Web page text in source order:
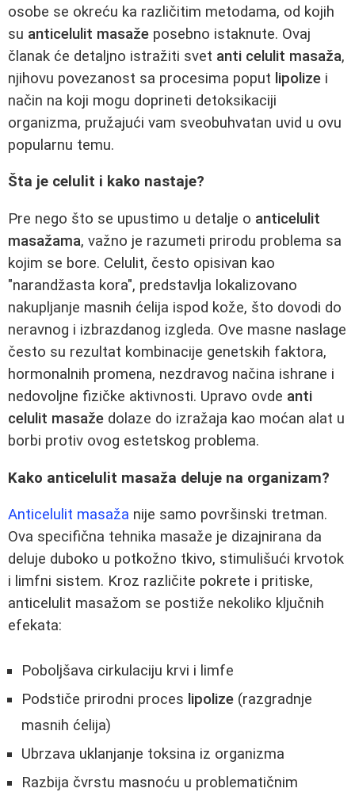
osobe se okreću ka različitim metodama, od kojih
su anticelulit masaže posebno istaknute. Ovaj
članak će detaljno istražiti svet anti celulit masaža,
njihovu povezanost sa procesima poput lipolize i
način na koji mogu doprineti detoksikaciji
organizma, pružajući vam sveobuhvatan uvid u ovu
popularnu temu.
Šta je celulit i kako nastaje?
Pre nego što se upustimo u detalje o anticelulit
masažama, važno je razumeti prirodu problema sa
kojim se bore. Celulit, često opisivan kao
"narandžasta kora", predstavlja lokalizovano
nakupljanje masnih ćelija ispod kože, što dovodi do
neravnog i izbrazdanog izgleda. Ove masne naslage
često su rezultat kombinacije genetskih faktora,
hormonalnih promena, nezdravog načina ishrane i
nedovoljne fizičke aktivnosti. Upravo ovde anti
celulit masaže dolaze do izražaja kao moćan alat u
borbi protiv ovog estetskog problema.
Kako anticelulit masaža deluje na organizam?
Anticelulit masaža nije samo površinski tretman.
Ova specifična tehnika masaže je dizajnirana da
deluje duboko u potkožno tkivo, stimulišući krvotok
i limfni sistem. Kroz različite pokrete i pritiske,
anticelulit masažom se postiže nekoliko ključnih
efekata:
Poboljšava cirkulaciju krvi i limfe
Podstiče prirodni proces lipolize (razgradnje
masnih ćelija)
Ubrzava uklanjanje toksina iz organizma
Razbija čvrstu masnoću u problematičnim